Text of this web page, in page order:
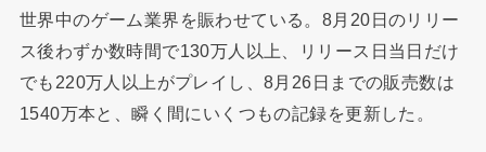
世界中のゲーム業界を賑わせている。8月20日のリリー
ス後わずか数時間で130万人以上、リリース日当日だけ
でも220万人以上がプレイし、8月26日までの販売数は
1540万本と、瞬く間にいくつもの記録を更新した。